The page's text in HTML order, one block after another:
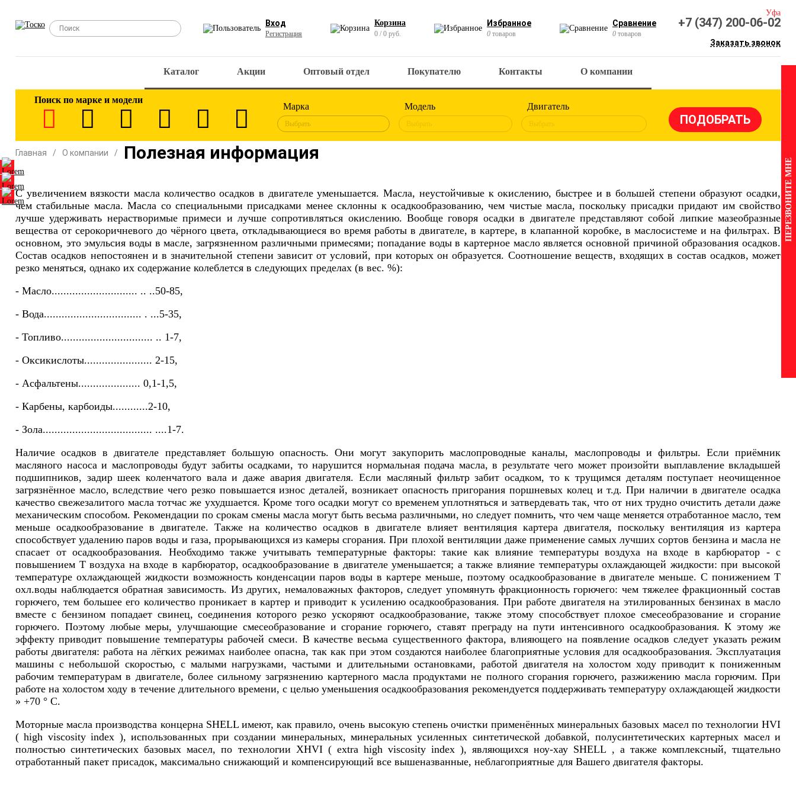
Вход
Регистрация
Корзина
0 / 0 руб.
Избранное
0 товаров
Сравнение
0 товаров
Уфа
+7 (347) 200-06-02
Заказать звонок
Каталог Акции Оптовый отдел Покупателю Контакты О компании
Поиск по марке и модели
Марка
Выбрать
Модель
Выбрать
Двигатель
Выбрать
Главная О компании Полезная информация
С увеличением вязкости масла количество осадков в двигателе уменьшается. Масла, неустойчивые к окислению, быстрее и в большей степени образуют осадки,
чем стабильные масла. Масла со специальными присадками менее склонны к осадкообразованию, чем чистые масла, поскольку присадки придают им свойство
лучше удерживать нерастворимые примеси и лучше сопротивляться окислению. Вообще говоря осадки в двигателе представляют собой липкие мазеобразные
вещества от серокоричневого до чёрного цвета, откладывающиеся во время работы в двигателе, в картере, в клапанной коробке, в маслосистеме и на фильтрах. В
основном, это эмульсия воды в масле, загрязненном различными примесями; попадание воды в картерное масло является основной причиной образования осадков.
Состав осадков непостоянен и в значительной степени зависит от условий, при которых он образуется. Соотношение веществ, входящих в состав осадков, может
резко меняться, однако их содержание колеблется в следующих пределах (в вес. %):
- Масло............................. .. ..50-85,
- Вода................................. . ...5-35,
- Топливо............................... .. 1-7,
- Оксикислоты....................... 2-15,
- Асфальтены..................... 0,1-1,5,
- Карбены, карбоиды............2-10,
- Зола..................................... ....1-7.
Наличие осадков в двигателе представляет большую опасность. Они могут закупорить маслопроводные каналы, маслопроводы и фильтры. Если приёмник
масляного насоса и маслопроводы будут забиты осадками, то нарушится нормальная подача масла, в результате чего может произойти выплавление вкладышей
подшипников, задир шеек коленчатого вала и даже авария двигателя. Если масляный фильтр забит осадком, то к трущимся деталям поступает неочищенное
загрязнённое масло, вследствие чего резко повышается износ деталей, возникает опасность пригорания поршневых колец и т.д. При наличии в двигателе осадка
качество свежезалитого масла тотчас же ухудшается. Кроме того осадки могут со временем уплотняться и затвердевать так, что от них трудно очистить детали даже
механическим способом. Рекомендации по срокам смены масла могут быть весьма различными, но следует помнить, что чем чаще меняется отработанное масло, тем
меньше осадкообразование в двигателе. Также на количество осадков в двигателе влияет вентиляция картера двигателя, поскольку вентиляция из картера
способствует удалению паров воды и газа, прорывающихся из камеры сгорания. При плохой вентиляции даже применение самых лучших сортов бензина и масла не
спасает от осадкообразования. Необходимо также учитывать температурные факторы: такие как влияние температуры воздуха на входе в карбюратор - с
повышением Т воздуха на входе в карбюратор, осадкообразование в двигателе уменьшается; а также влияние температуры охлаждающей жидкости: при высокой
температуре охлаждающей жидкости возможность конденсации паров воды в картере меньше, поэтому осадкообразование в двигателе меньше. С понижением Т
охл.воды наблюдается обратная зависимость. Из других, немаловажных факторов, следует упомянуть фракционность горючего: чем тяжелее фракционный состав
горючего, тем большее его количество проникает в картер и приводит к усилению осадкообразования. При работе двигателя на этилированных бензинах в масло
вместе с бензином попадает свинец, соединения которого резко ускоряют осадкообразование, также этому способствует плохое смесеобразование и сгорание
горючего. Поэтому любые меры, улучшающие смесеобразование и сгорание горючего, ставят преграду на пути интенсивного осадкообразования. К этому же
эффекту приводит повышение температуры рабочей смеси. В качестве весьма существенного фактора, влияющего на появление осадков следует указать режим
работы двигателя: работа на лёгких режимах наиболее опасна, так как при этом создаются наиболее благоприятные условия для осадкообразования. Эксплуатация
машины с небольшой скоростью, с малыми нагрузками, частыми и длительными остановками, работой двигателя на холостом ходу приводит к пониженным
рабочим температурам в двигателе, более сильному загрязнению картерного масла продуктами не полного сгорания горючего, разжижению масла горючим. При
работе на холостом ходу в течение длительного времени, с целью уменьшения осадкообразования рекомендуется поддерживать температуру охлаждающей жидкости
» +70 ° С.
Моторные масла производства концерна SHELL имеют, как правило, очень высокую степень очистки применённых минеральных базовых масел по технологии HVI
( high viscosity index ), использованных при создании минеральных, минеральных усиленных синтетической добавкой, полусинтетических картерных масел и
полностью синтетических базовых масел, по технологии XHVI ( extra high viscosity index ), являющихся ноу-хау SHELL , а также комплексный, тщательно
отработанный пакет присадок, максимально снижающий и компенсирующий все вышеназванные, неблагоприятные для Вашего двигателя факторы.
ПЕРЕЗВОНИТЕ МНЕ